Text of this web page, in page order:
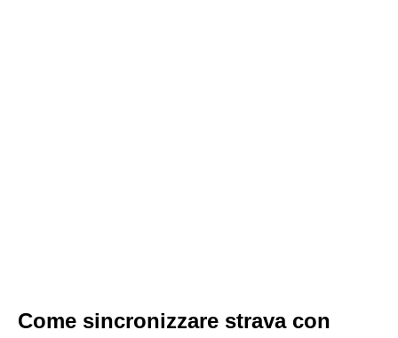
Come sincronizzare strava con